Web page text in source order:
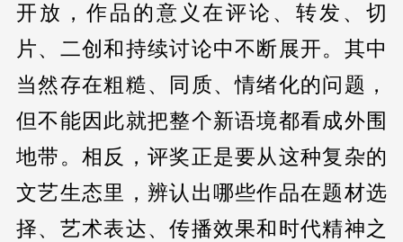
开放，作品的意义在评论、转发、切
片、二创和持续讨论中不断展开。其中
当然存在粗糙、同质、情绪化的问题，
但不能因此就把整个新语境都看成外围
地带。相反，评奖正是要从这种复杂的
文艺生态里，辨认出哪些作品在题材选
择、艺术表达、传播效果和时代精神之